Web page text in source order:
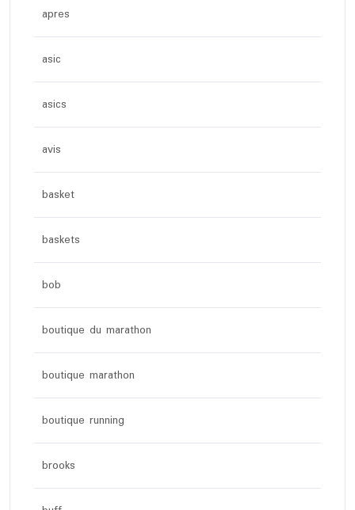
apres
asic
asics
avis
basket
baskets
bob
boutique du marathon
boutique marathon
boutique running
brooks